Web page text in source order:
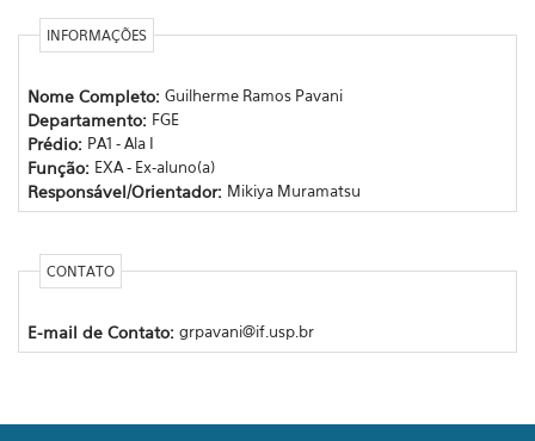
INFORMAÇÕES
Nome Completo: Guilherme Ramos Pavani
Departamento: FGE
Prédio: PA1 - Ala I
Função: EXA - Ex-aluno(a)
Responsável/Orientador: Mikiya Muramatsu
CONTATO
E-mail de Contato: grpavani@if.usp.br